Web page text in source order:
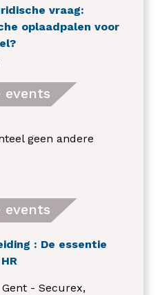
vraag:
oplaadpalen voor
events
geen andere
events
: De essentie
Gent - Securex,